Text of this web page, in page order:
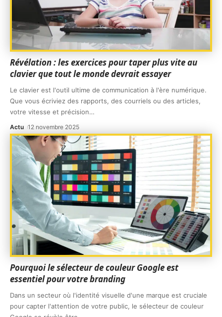
Révélation : les exercices pour taper plus vite au
clavier que tout le monde devrait essayer
Le clavier est l'outil ultime de communication à l'ère numérique.
Que vous écriviez des rapports, des courriels ou des articles,
votre vitesse et précision…
Actu 12 novembre 2025
Pourquoi le sélecteur de couleur Google est
essentiel pour votre branding
Dans un secteur où l'identité visuelle d'une marque est cruciale
pour capter l'attention de votre public, le sélecteur de couleur